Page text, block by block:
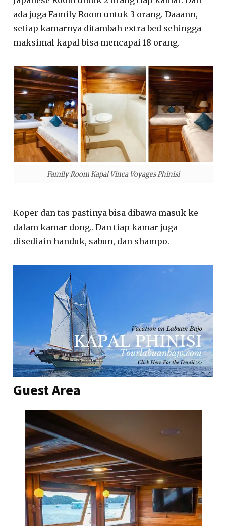
ada juga Family Room untuk 3 orang. Daaann,
setiap kamarnya ditambah extra bed sehingga
maksimal kapal bisa mencapai 18 orang.
Family Room Kapal Vinca Voyages Phinisi
Koper dan tas pastinya bisa dibawa masuk ke
dalam kamar dong.. Dan tiap kamar juga
disediain handuk, sabun, dan shampo.
Guest Area